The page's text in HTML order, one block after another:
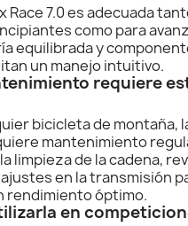
Race 7.0 es adecuada
como para
equilibrada y
un manejo intuitivo.
requiere
bicicleta de montaña,
mantenimiento
limpieza de la cadena,
en la transmisión
rendimiento óptimo.
en